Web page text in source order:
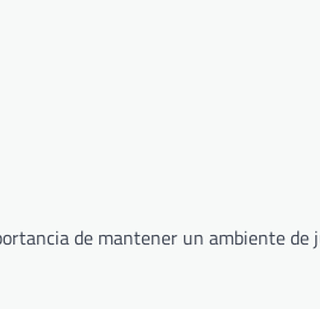
de mantener un ambiente de